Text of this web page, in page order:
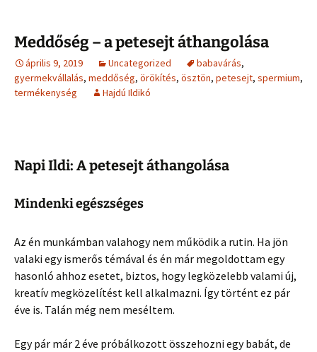
Meddőség – a petesejt áthangolása
április 9, 2019 Uncategorized babavárás,
gyermekvállalás, meddőség, örökítés, ösztön, petesejt, spermium,
termékenység
Hajdú Ildikó
Napi Ildi: A petesejt áthangolása
Mindenki egészséges
Az én munkámban valahogy nem működik a rutin. Ha jön
valaki egy ismerős témával és én már megoldottam egy
hasonló ahhoz esetet, biztos, hogy legközelebb valami új,
kreatív megközelítést kell alkalmazni. Így történt ez pár
éve is. Talán még nem meséltem.
Egy pár már 2 éve próbálkozott összehozni egy babát, de